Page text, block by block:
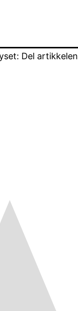
Del artikkelen